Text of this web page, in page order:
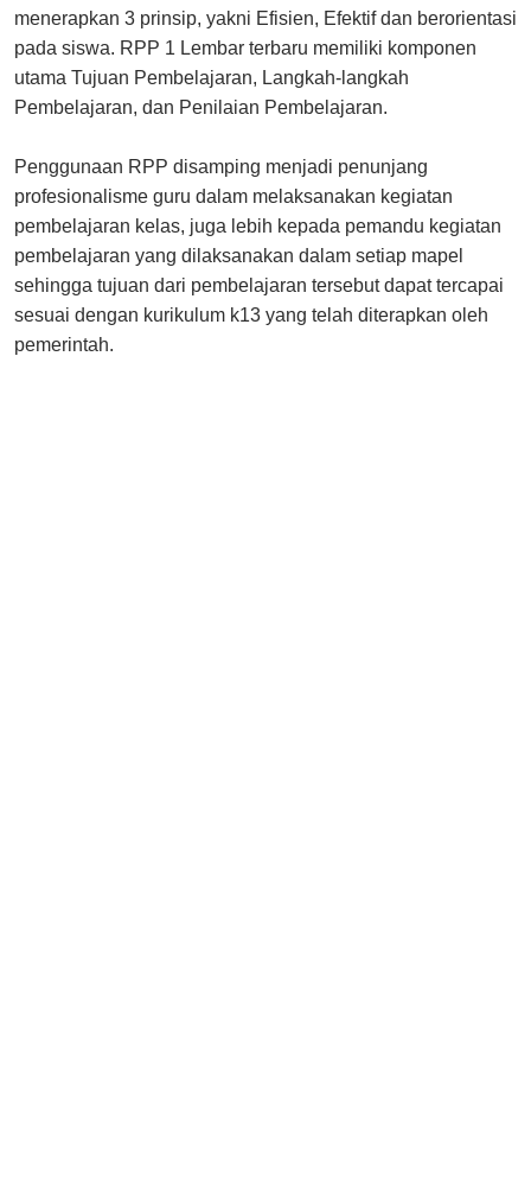
menerapkan 3 prinsip, yakni Efisien, Efektif dan berorientasi
pada siswa. RPP 1 Lembar terbaru memiliki komponen
utama Tujuan Pembelajaran, Langkah-langkah
Pembelajaran, dan Penilaian Pembelajaran.
Penggunaan RPP disamping menjadi penunjang
profesionalisme guru dalam melaksanakan kegiatan
pembelajaran kelas, juga lebih kepada pemandu kegiatan
pembelajaran yang dilaksanakan dalam setiap mapel
sehingga tujuan dari pembelajaran tersebut dapat tercapai
sesuai dengan kurikulum k13 yang telah diterapkan oleh
pemerintah.